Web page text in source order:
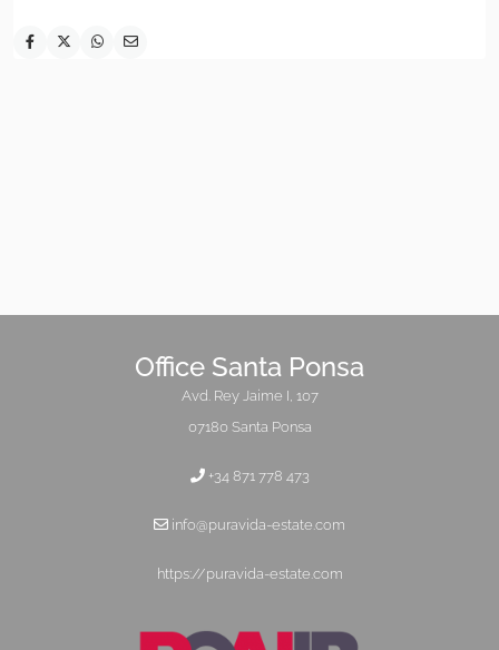
Office Santa Ponsa
Avd. Rey Jaime I, 107
07180 Santa Ponsa
+34 871 778 473
info@puravida-estate.com
https://puravida-estate.com